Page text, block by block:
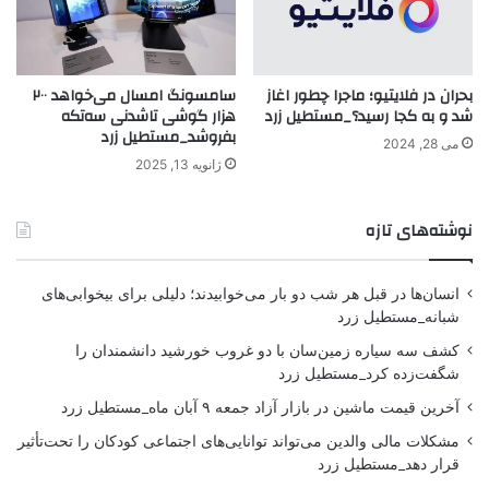
بحران در فلایتیو؛ ماجرا چطور اغاز
شد و به کجا رسید؟_مستطیل زرد
می 28, 2024
سامسونگ امسال می‌خواهد ۲۰۰
هزار گوشی تاشدنی سه‌تکه
بفروشد_مستطیل زرد
ژانویه 13, 2025
نوشته‌های تازه
انسان‌ها در قبل هر شب دو بار می‌خوابیدند؛ دلیلی برای بیخوابی‌های
شبانه_مستطیل زرد
کشف سه سیاره زمین‌سان با دو غروب خورشید دانشمندان را
شگفت‌زده کرد_مستطیل زرد
آخرین قیمت ماشین در بازار آزاد جمعه ۹ آبان ماه_مستطیل زرد
مشکلات مالی والدین می‌تواند توانایی‌های اجتماعی کودکان را تحت‌تأثیر
قرار دهد_مستطیل زرد